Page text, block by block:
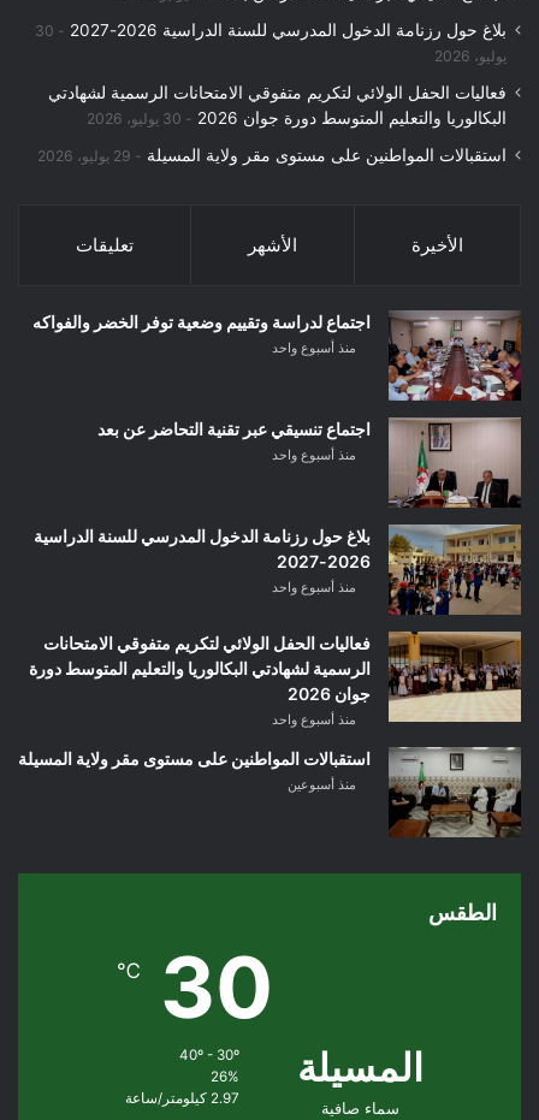
بلاغ حول رزنامة الدخول المدرسي للسنة الدراسية 2026-2027
30
يوليو، 2026
فعاليات الحفل الولائي لتكريم متفوقي الامتحانات الرسمية لشهادتي
البكالوريا والتعليم المتوسط دورة جوان 2026
30 يوليو، 2026
استقبالات المواطنين على مستوى مقر ولاية المسيلة 29 يوليو، 2026
الأخيرة الأشهر تعليقات
اجتماع لدراسة وتقييم وضعية توفر الخضر والفواكه
منذ أسبوع واحد
اجتماع تنسيقي عبر تقنية التحاضر عن بعد
منذ أسبوع واحد
بلاغ حول رزنامة الدخول المدرسي للسنة الدراسية
2026-2027
منذ أسبوع واحد
فعاليات الحفل الولائي لتكريم متفوقي الامتحانات
الرسمية لشهادتي البكالوريا والتعليم المتوسط دورة
جوان 2026
منذ أسبوع واحد
استقبالات المواطنين على مستوى مقر ولاية المسيلة
منذ أسبوعين
الطقس
المسيلة
سماء صافية
30
℃
40º - 30º
26%
2.97 كيلومتر/ساعة